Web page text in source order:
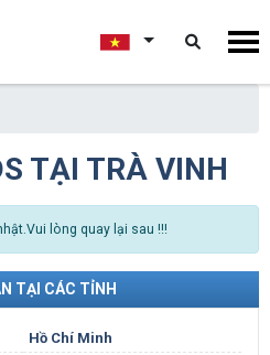
TẠI TRÀ VINH
lòng quay lại sau !!!
TẠI CÁC TỈNH
Hồ Chí Minh